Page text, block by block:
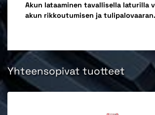
Akun lataaminen tavallisella laturilla
akun rikkoutumisen ja tulipalovaaran.
Yhteensopivat tuotteet